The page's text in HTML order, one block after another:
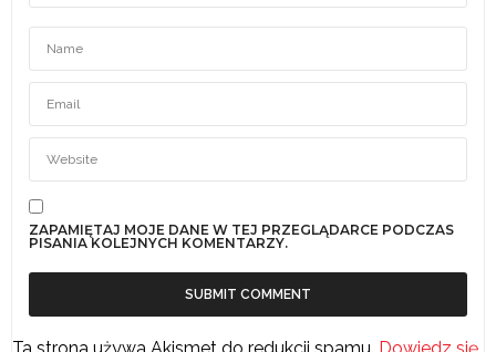
ZAPAMIĘTAJ MOJE DANE W TEJ PRZEGLĄDARCE PODCZAS
PISANIA KOLEJNYCH KOMENTARZY.